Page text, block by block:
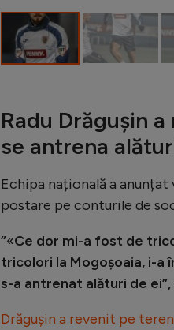
Radu Drăgușin
se antrena
Echipa națională a
postare pe conturile de
”«Ce dor mi-a fost de
tricolori la Mogoșoaia, i-a
s-a antrenat alături de ei”,
Drăgușin a revenit pe